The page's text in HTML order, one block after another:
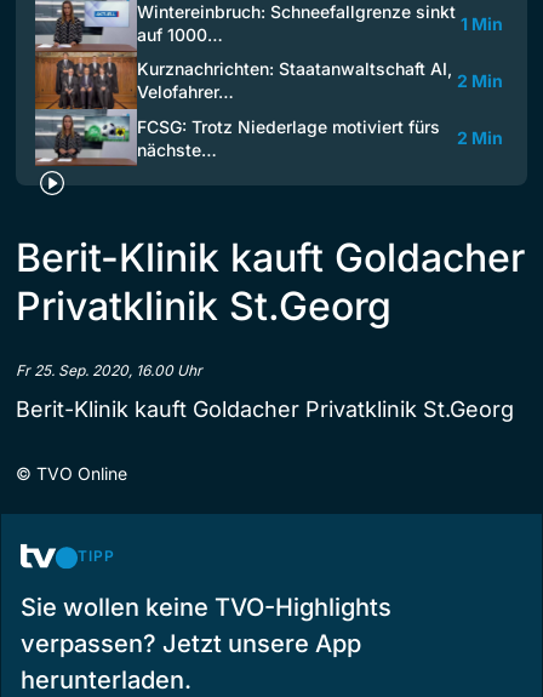
Wintereinbruch: Schneefallgrenze sinkt
auf 1000…
1 Min
Kurznachrichten: Staatanwaltschaft AI,
Velofahrer…
2 Min
FCSG: Trotz Niederlage motiviert fürs
nächste…
2 Min
Berit-Klinik kauft Goldacher
Privatklinik St.Georg
Fr 25. Sep. 2020, 16.00 Uhr
Berit-Klinik kauft Goldacher Privatklinik St.Georg
© TVO Online
TIPP
Sie wollen keine TVO-Highlights
verpassen? Jetzt unsere App
herunterladen.